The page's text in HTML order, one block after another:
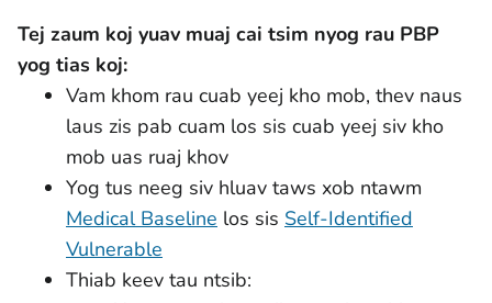
Tej zaum koj yuav muaj cai tsim nyog rau PBP
yog tias koj:
Vam khom rau cuab yeej kho mob, thev naus
laus zis pab cuam los sis cuab yeej siv kho
mob uas ruaj khov
Yog tus neeg siv hluav taws xob ntawm
Medical Baseline los sis Self-Identified
Vulnerable
Thiab keev tau ntsib: